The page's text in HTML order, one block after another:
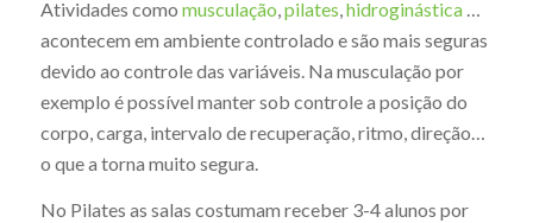
Atividades como musculação pilates hidroginástica…
acontecem em ambiente controlado e são mais seguras
devido ao controle das variáveis. Na musculação por
exemplo é possível manter sob controle a posição do
corpo, carga, intervalo de recuperação, ritmo, direção…
o que a torna muito segura.
No Pilates as salas costumam receber 3-4 alunos por